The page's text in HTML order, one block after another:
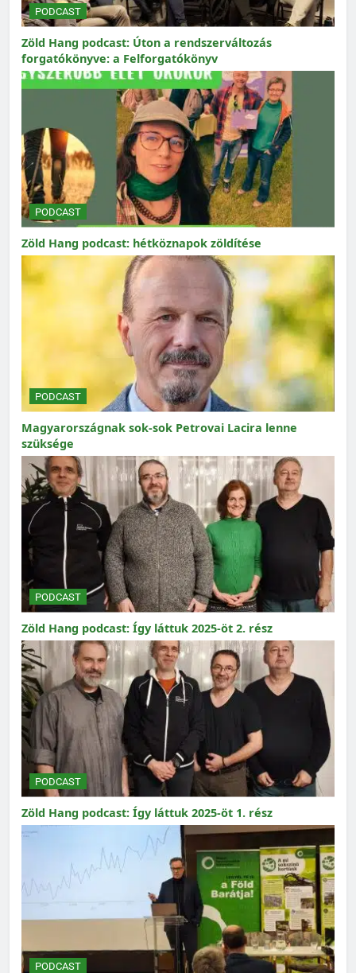
PODCAST
Zöld Hang podcast: Úton a rendszerváltozás
forgatókönyve: a Felforgatókönyv
PODCAST
Zöld Hang podcast: hétköznapok zöldítése
PODCAST
Magyarországnak sok-sok Petrovai Lacira lenne
szüksége
PODCAST
Zöld Hang podcast: Így láttuk 2025-öt 2. rész
PODCAST
Zöld Hang podcast: Így láttuk 2025-öt 1. rész
PODCAST